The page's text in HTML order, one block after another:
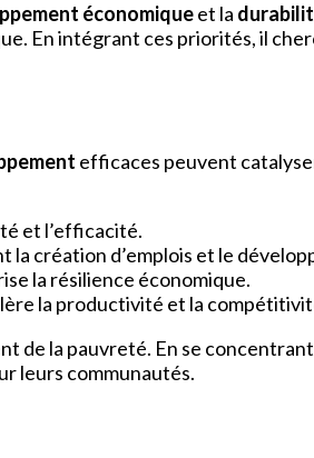
économiqueet la
En intégrant ces priorités, il
efficaces peuvent
et l’efficacité.
création d’emplois et le
la résilience économique.
la productivité et la
de la pauvreté. En se
leurs communautés.